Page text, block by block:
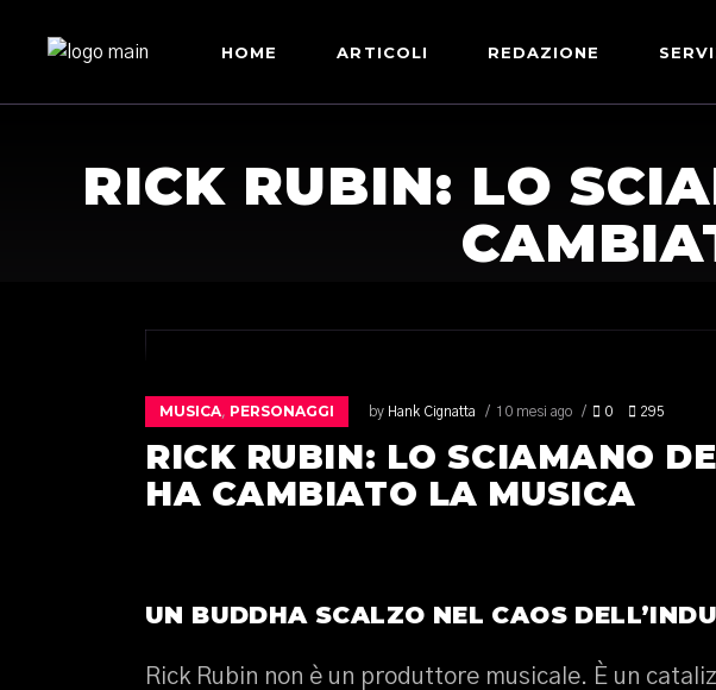
HOME ARTICOLI REDAZIONE
LE
RICK RUBIN: LO
MUSICA, PERSONAGGI by Hank Cignatta 10 mesi ago 0 295
RICK RUBIN: LO SCIAMANO
HA CAMBIATO LA MUSICA
UN BUDDHA SCALZO NEL CAOS
Rick Rubin non è un produttore musicale. È un